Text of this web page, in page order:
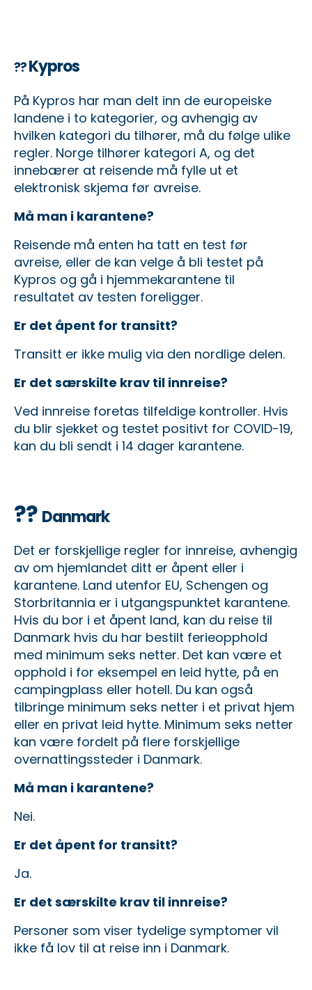
??Kypros
På Kypros har man delt inn de europeiske
landene i to kategorier, og avhengig av
hvilken kategori du tilhører, må du følge ulike
regler. Norge tilhører kategori A, og det
innebærer at reisende må fylle ut et
elektronisk skjema før avreise.
Må man i karantene?
Reisende må enten ha tatt en test før
avreise, eller de kan velge å bli testet på
Kypros og gå i hjemmekarantene til
resultatet av testen foreligger.
Er det åpent for transitt?
Transitt er ikke mulig via den nordlige delen.
Er det særskilte krav til innreise?
Ved innreise foretas tilfeldige kontroller. Hvis
du blir sjekket og testet positivt for COVID-19,
kan du bli sendt i 14 dager karantene.
?? Danmark
Det er forskjellige regler for innreise, avhengig
av om hjemlandet ditt er åpent eller i
karantene. Land utenfor EU, Schengen og
Storbritannia er i utgangspunktet karantene.
Hvis du bor i et åpent land, kan du reise til
Danmark hvis du har bestilt ferieopphold
med minimum seks netter. Det kan være et
opphold i for eksempel en leid hytte, på en
campingplass eller hotell. Du kan også
tilbringe minimum seks netter i et privat hjem
eller en privat leid hytte. Minimum seks netter
kan være fordelt på flere forskjellige
overnattingssteder i Danmark.
Må man i karantene?
Nei.
Er det åpent for transitt?
Ja.
Er det særskilte krav til innreise?
Personer som viser tydelige symptomer vil
ikke få lov til at reise inn i Danmark.